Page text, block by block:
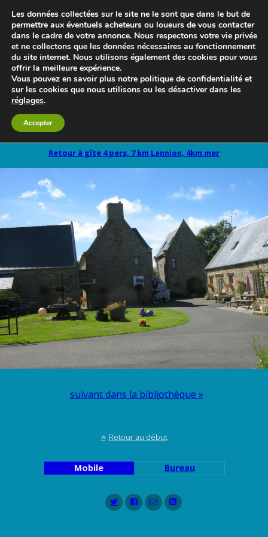
Retour à gîte 4 pers, 7 km Lannion, 4km mer
suivant dans la bibliothèque »
Retour au début
Mobile Bureau
Les données collectées sur le site ne le sont que dans le but de
permettre aux éventuels acheteurs ou loueurs de vous contacter
dans le cadre de votre annonce. Nous respectons votre vie privée
et ne collectons que les données nécessaires au fonctionnement
du site internet. Nous utilisons également des cookies pour vous
offrir la meilleure expérience.
Vous pouvez en savoir plus notre politique de confidentialité et
sur les cookies que nous utilisons ou les désactiver dans les
réglages.
Accepter